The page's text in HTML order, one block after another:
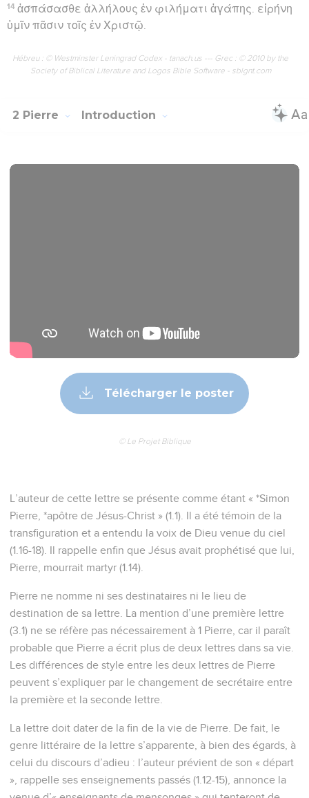
14 ἀσπάσασθε ἀλλήλους ἐν φιλήματι ἀγάπης. εἰρήνη
ὑμῖν πᾶσιν τοῖς ἐν Χριστῷ.
Hébreu : © Westminster Leningrad Codex - tanach.us --- Grec : © 2010 by the
Society of Biblical Literature and Logos Bible Software - sblgnt.com
2 Pierre Introduction
Télécharger le poster
© Le Projet Biblique
L’auteur de cette lettre se présente comme étant « *Simon
Pierre, *apôtre de Jésus-Christ » (1.1). Il a été témoin de la
transfiguration et a entendu la voix de Dieu venue du ciel
(1.16-18). Il rappelle enfin que Jésus avait prophétisé que lui,
Pierre, mourrait martyr (1.14).
Pierre ne nomme ni ses destinataires ni le lieu de
destination de sa lettre. La mention d’une première lettre
(3.1) ne se réfère pas nécessairement à 1 Pierre, car il paraît
probable que Pierre a écrit plus de deux lettres dans sa vie.
Les différences de style entre les deux lettres de Pierre
peuvent s’expliquer par le changement de secrétaire entre
la première et la seconde lettre.
La lettre doit dater de la fin de la vie de Pierre. De fait, le
genre littéraire de la lettre s’apparente, à bien des égards, à
celui du discours d’adieu : l’auteur prévient de son « départ
», rappelle ses enseignements passés (1.12-15), annonce la